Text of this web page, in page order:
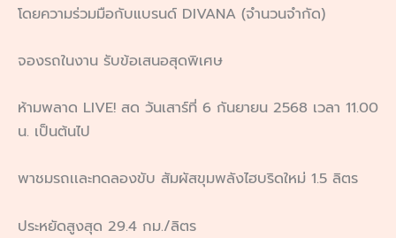
โดยความร่วมมือกับแบรนด์ DIVANA (จำนวนจำกัด)
จองรถในงาน รับข้อเสนอสุดพิเศษ
ห้ามพลาด LIVE! สด วันเสาร์ที่ 6 กันยายน 2568 เวลา 11.00
น. เป็นต้นไป
พาชมรถเเละทดลองขับ สัมผัสขุมพลังไฮบริดใหม่ 1.5 ลิตร
ประหยัดสูงสุด 29.4 กม./ลิตร